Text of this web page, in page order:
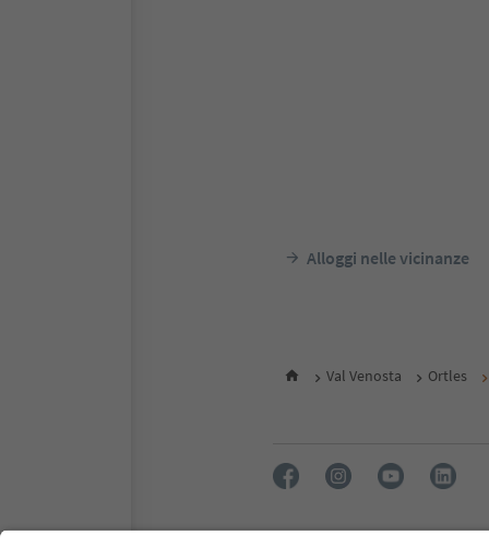
Alloggi nelle vicinanze
Val Venosta Ortles